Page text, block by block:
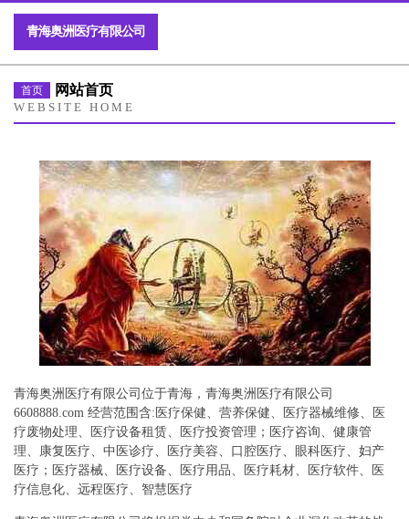
青海奥洲医疗有限公司
首页 网站首页
WEBSITE HOME
青海奥洲医疗有限公司位于青海，青海奥洲医疗有限公司
6608888.com 经营范围含:医疗保健、营养保健、医疗器械维修、医
疗废物处理、医疗设备租赁、医疗投资管理；医疗咨询、健康管
理、康复医疗、中医诊疗、医疗美容、口腔医疗、眼科医疗、妇产
医疗；医疗器械、医疗设备、医疗用品、医疗耗材、医疗软件、医
疗信息化、远程医疗、智慧医疗